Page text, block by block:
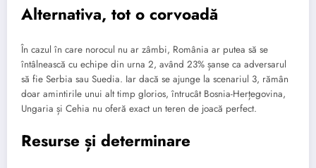
Alternativa, tot o corvoadă
În cazul în care norocul nu ar zâmbi, România ar putea să se
întâlnească cu echipe din urna 2, având 23% șanse ca adversarul
să fie Serbia sau Suedia. Iar dacă se ajunge la scenariul 3, rămân
doar amintirile unui alt timp glorios, întrucât Bosnia-Herțegovina,
Ungaria și Cehia nu oferă exact un teren de joacă perfect.
Resurse și determinare